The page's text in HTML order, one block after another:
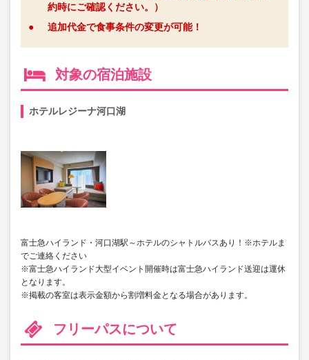
約時にご確認ください。）
●
追加代金で食事条件の変更が可能！
対象の宿泊施設
ホテルレジーナ河口湖
富士急ハイランド・河口湖駅～ホテルのシャトルバスあり！※ホテルま
でご連絡ください
※富士急ハイランド大型イベント開催時は富士急ハイランド送迎は運休
となります。
※掲載の客室は表示金額から割増料金となる場合があります。
フリーパスについて